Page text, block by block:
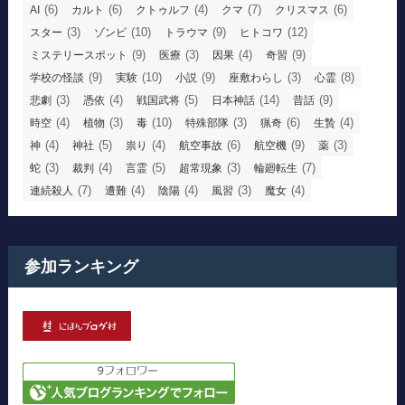
AI (6) カルト (6) クトゥルフ (4) クマ (7) クリスマス (6)
スター (3) ゾンビ (10) トラウマ (9) ヒトコワ (12)
ミステリースポット (9) 医療 (3) 因果 (4) 奇習 (9)
学校の怪談 (9) 実験 (10) 小説 (9) 座敷わらし (3) 心霊 (8)
悲劇 (3) 憑依 (4) 戦国武将 (5) 日本神話 (14) 昔話 (9)
時空 (4) 植物 (3) 毒 (10) 特殊部隊 (3) 猟奇 (6) 生贄 (4)
神 (4) 神社 (5) 祟り (4) 航空事故 (6) 航空機 (9) 薬 (3)
蛇 (3) 裁判 (4) 言霊 (5) 超常現象 (3) 輪廻転生 (7)
連続殺人 (7) 遭難 (4) 陰陽 (4) 風習 (3) 魔女 (4)
参加ランキング